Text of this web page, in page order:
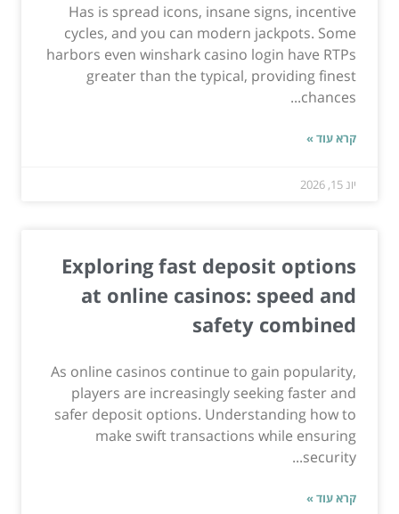
Has is spread icons, insane signs, incentive
cycles, and you can modern jackpots. Some
harbors even winshark casino login have RTPs
greater than the typical, providing finest
chances...
קרא עוד »
יונ 15, 2026
Exploring fast deposit options
at online casinos: speed and
safety combined
As online casinos continue to gain popularity,
players are increasingly seeking faster and
safer deposit options. Understanding how to
make swift transactions while ensuring
security...
קרא עוד »